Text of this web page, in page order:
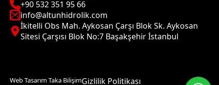
+90 532 351 95 66
info@altunhidrolik.com
İkitelli Obs Mah. Aykosan Çarşı Blok Sk. Aykosan
Sitesi Çarşısı Blok No:7 Başakşehir İstanbul
Web Tasarım Taka BilişimGizlilik Politikası